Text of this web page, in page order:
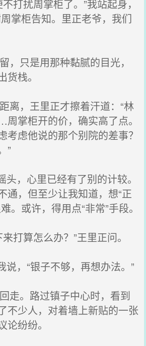
打扰周掌柜了。”我站起身，
掌柜告知。里正老爷，我们
，只是用那种黏腻的目光，
栈。
离，王里正才擦着汗道：“林
掌柜开的价，确实高了点。
虑他说的那个别院的差事？
”
，心里已经有了别的计较。
通，但至少让我知道，想“正
。或许，得用点“非常”手段。
算怎么办？”王里正问。
说，“银子不够，再想办法。”
走。路过镇子中心时，看到
不少人，对着墙上新贴的一张
纷纷。